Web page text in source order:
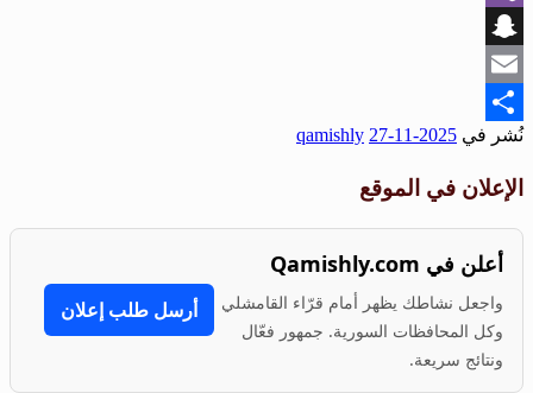
Viber
Snapchat
Email
Share
نُشر في 2025-11-27
qamishly
الإعلان في الموقع
أعلن في Qamishly.com
واجعل نشاطك يظهر أمام قرّاء القامشلي
وكل المحافظات السورية. جمهور فعّال
ونتائج سريعة.
أرسل طلب إعلان